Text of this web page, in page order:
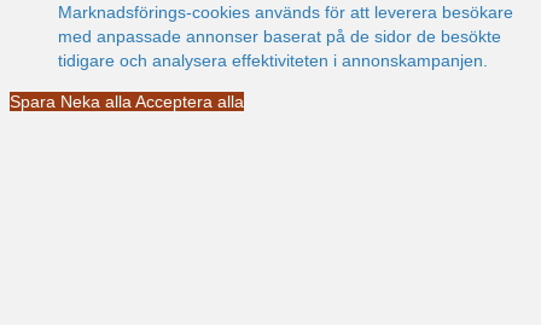
Marknadsförings-cookies används för att leverera besökare
med anpassade annonser baserat på de sidor de besökte
tidigare och analysera effektiviteten i annonskampanjen.
Spara Neka alla Acceptera alla